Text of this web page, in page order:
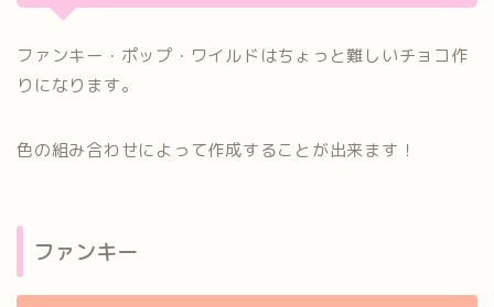
ファンキー・ポップ・ワイルドはちょっと難しいチョコ作
りになります。
色の組み合わせによって作成することが出来ます！
ファンキー